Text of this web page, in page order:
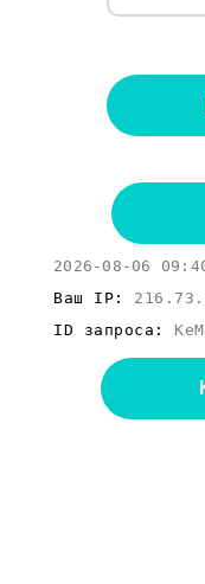
2026-08-06
Ваш IP:
ID запроса: